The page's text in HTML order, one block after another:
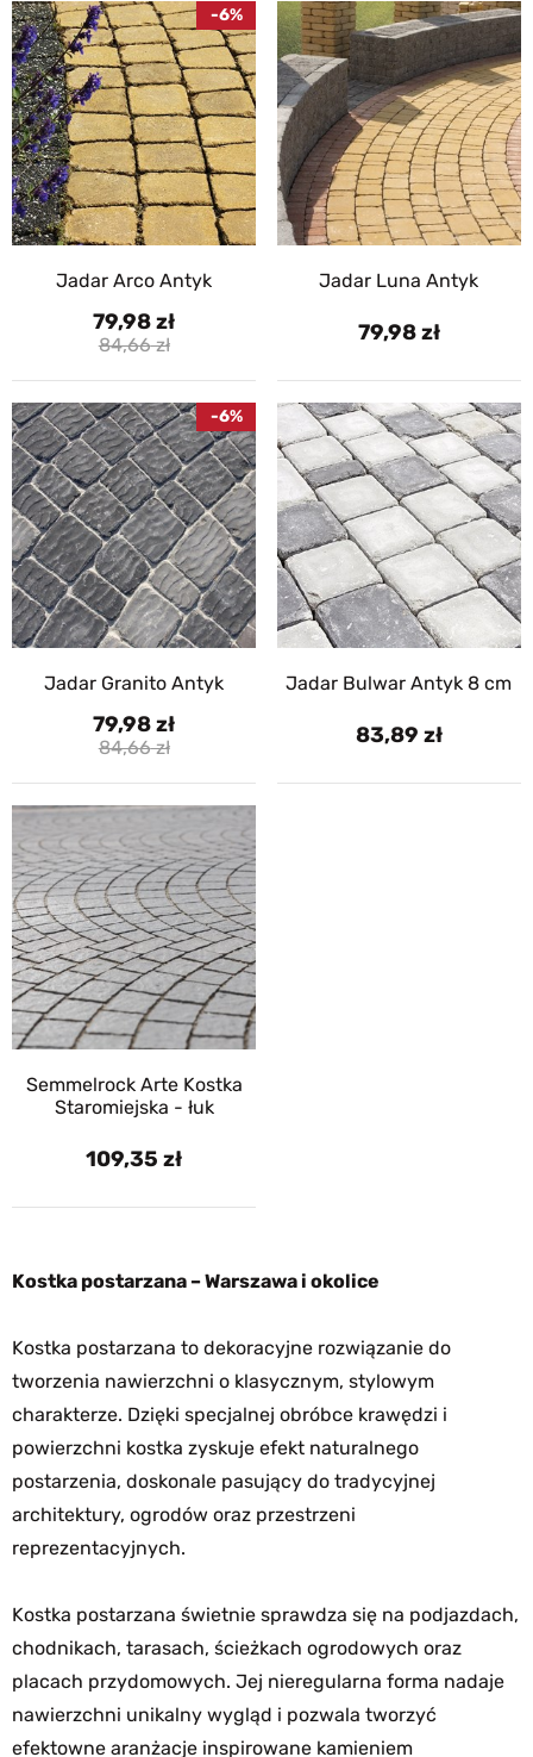
Kostka postarzana – Warszawa i okolice
Kostka postarzana to dekoracyjne rozwiązanie do
tworzenia nawierzchni o klasycznym, stylowym
charakterze. Dzięki specjalnej obróbce krawędzi i
powierzchni kostka zyskuje efekt naturalnego
postarzenia, doskonale pasujący do tradycyjnej
architektury, ogrodów oraz przestrzeni
reprezentacyjnych.
Kostka postarzana świetnie sprawdza się na podjazdach,
chodnikach, tarasach, ścieżkach ogrodowych oraz
placach przydomowych. Jej nieregularna forma nadaje
nawierzchni unikalny wygląd i pozwala tworzyć
efektowne aranżacje inspirowane kamieniem
Jadar Arco Antyk
79,98
84,66
-6%
Jadar Luna Antyk
79,98
Jadar Granito Antyk
79,98
84,66
-6%
Jadar Bulwar Antyk 8 cm
83,89
Semmelrock Arte Kostka
Staromiejska - łuk
109,35